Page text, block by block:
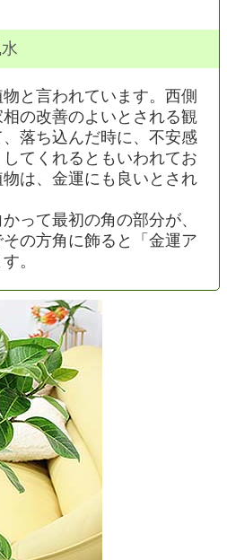
と言われています。西側
の改善のよいとされる観
落ち込んだ時に、不安感
てくれるともいわれてお
は、金運にも良いとされ
って最初の角の部分が、
の方角に飾ると「金運ア
。